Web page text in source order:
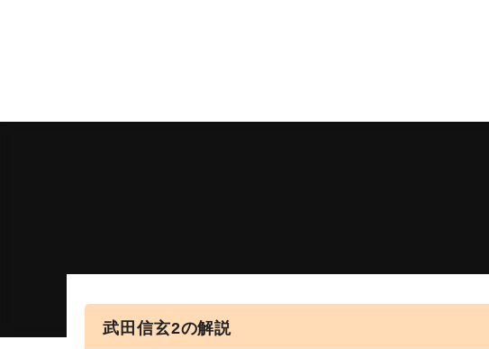
武田信玄2の解説